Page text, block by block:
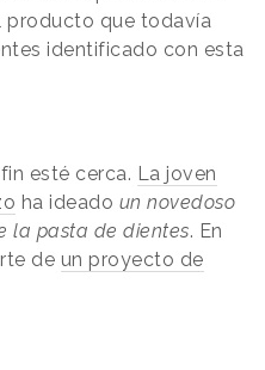
producto que todavía
identificado con esta
esté cerca. La joven
ha ideado un novedoso
la pasta de dientes. En
de un proyecto de